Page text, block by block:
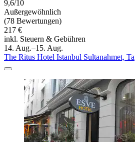
9,6/10
Außergewöhnlich
(78 Bewertungen)
217 €
inkl. Steuern & Gebühren
14. Aug.–15. Aug.
The Ritus Hotel Istanbul Sultanahmet,